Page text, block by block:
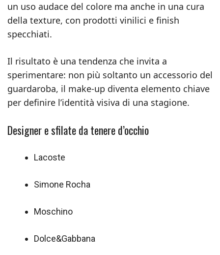
un uso audace del colore ma anche in una cura
della texture, con prodotti vinilici e finish
specchiati.
Il risultato è una tendenza che invita a
sperimentare: non più soltanto un accessorio del
guardaroba, il make‑up diventa elemento chiave
per definire l’identità visiva di una stagione.
Designer e sfilate da tenere d’occhio
Lacoste
Simone Rocha
Moschino
Dolce&Gabbana